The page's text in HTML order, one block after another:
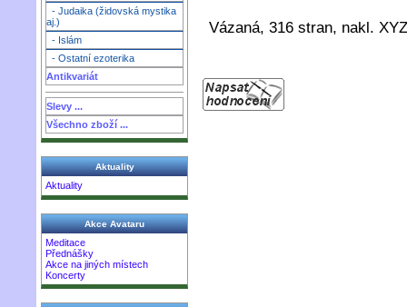
- Judaika (židovská mystika
aj.)
- Islám
- Ostatní ezoterika
Antikvariát
Slevy ...
Všechno zboží ...
Aktuality
Aktuality
Akce Avataru
Meditace
Přednášky
Akce na jiných místech
Koncerty
Vázaná, 316 stran, nakl.